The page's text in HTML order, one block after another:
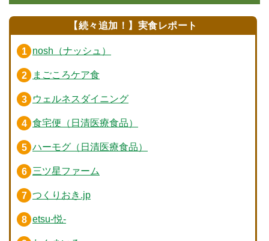
【続々追加！】実食レポート
nosh（ナッシュ）
まごころケア食
ウェルネスダイニング
食宅便（日清医療食品）
ハーモグ（日清医療食品）
三ツ星ファーム
つくりおき.jp
etsu-悦-